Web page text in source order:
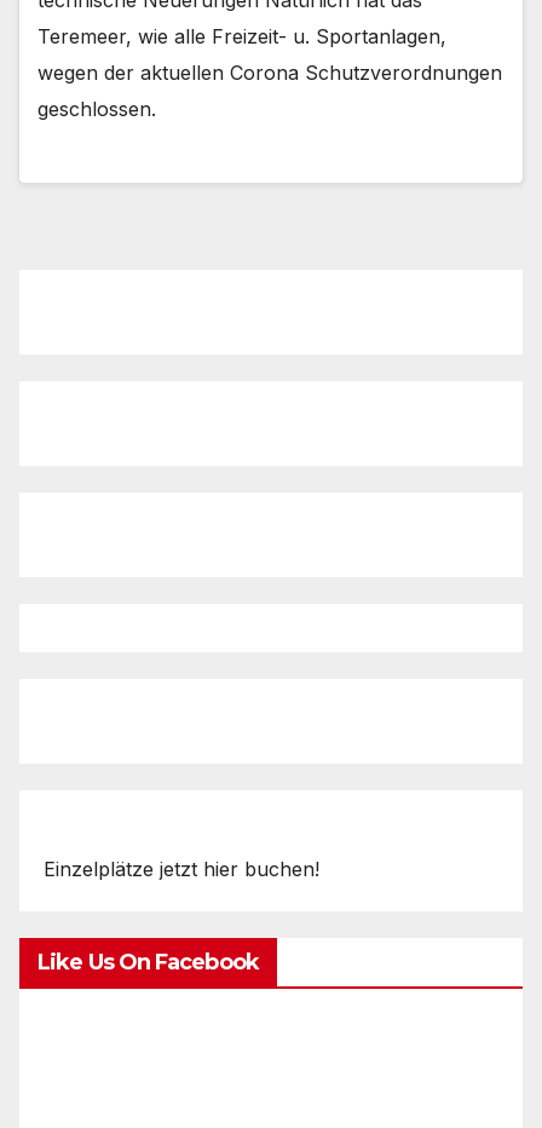
Teremeer, wie alle Freizeit- u. Sportanlagen,
wegen der aktuellen Corona Schutzverordnungen
geschlossen.
Einzelplätze jetzt hier buchen!
Like Us On Facebook